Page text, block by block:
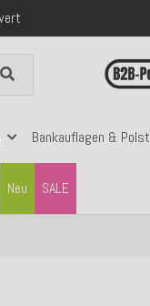
Bankauflagen &
SALE
Neu